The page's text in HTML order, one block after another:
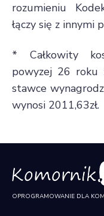
rozumieniu
łączy się z innymi
* Całkowity
powyzej 26 roku
stawce
wynosi 2011,63zł.
OPROGRAMOWANIE DLA